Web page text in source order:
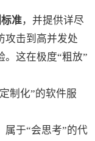
准，并提供详尽
攻击到高并发处
。这在极度“粗放”
制化”的软件服
属于“会思考”的代